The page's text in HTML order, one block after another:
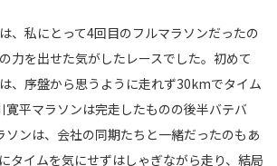
、私にとって4回目のフルマラソンだったの
力を出せた気がしたレースでした。初めて
、序盤から思うように走れず30kmでタイム
寛平マラソンは完走したものの後半バテバ
ソンは、会社の同期たちと一緒だったのもあ
タイムを気にせずはしゃぎながら走り、結局